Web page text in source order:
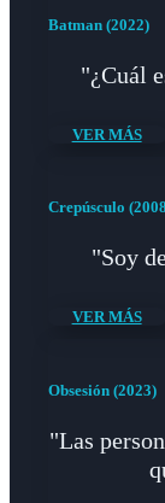
Batman (2022)
"¿Cuál
VER MÁS
Crepúsculo
"Soy
VER MÁS
Obsesión (2023)
"Las